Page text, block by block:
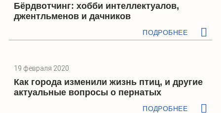
Бёрдвотчинг: хобби интеллектуалов,
джентльменов и дачников
ПОДРОБНЕЕ
19 февраля 2020
Как города изменили жизнь птиц, и другие
актуальные вопросы о пернатых
ПОДРОБНЕЕ